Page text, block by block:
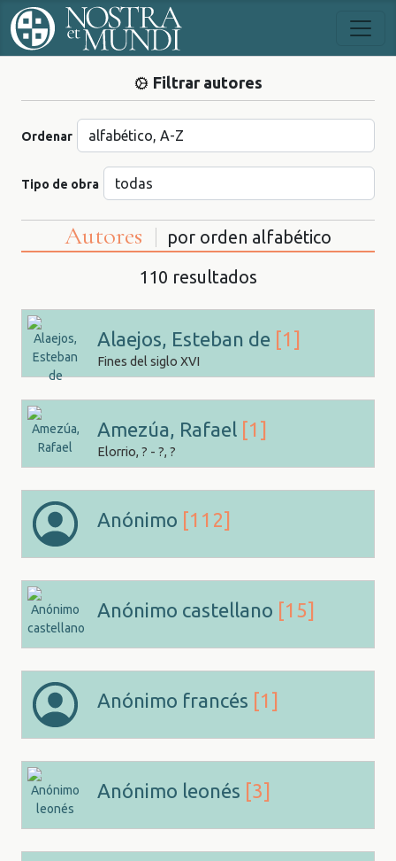
Autores por orden alfabético
110 resultados
Alaejos, Esteban de [1]
Fines del siglo XVI
Amezúa, Rafael [1]
Elorrio, ? - ?, ?
Anónimo [112]
Anónimo castellano [15]
Anónimo francés [1]
Anónimo leonés [3]
Filtrar autores
Ordenar
Tipo de obra